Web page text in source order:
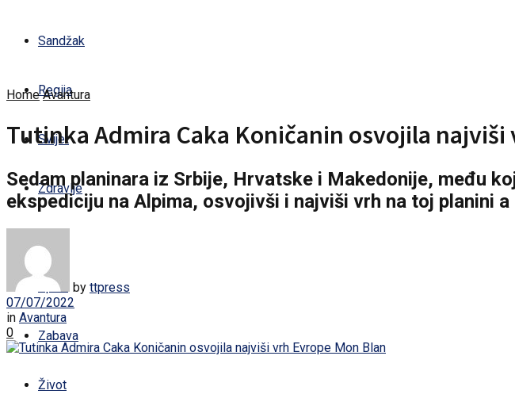
Sandžak
Regija
Svijet
Zdravlje
Sport
Zabava
Život
Home Avantura
Tutinka Admira Caka Koničanin osvojila najviši
Sedam planinara iz Srbije, Hrvatske i Makedonije, među
ekspediciju na Alpima, osvojivši i najviši vrh na toj planini
by ttpress
07/07/2022
in Avantura
0